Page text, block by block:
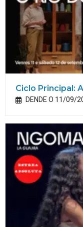
Ciclo Principal:
DENDE O 11/09/